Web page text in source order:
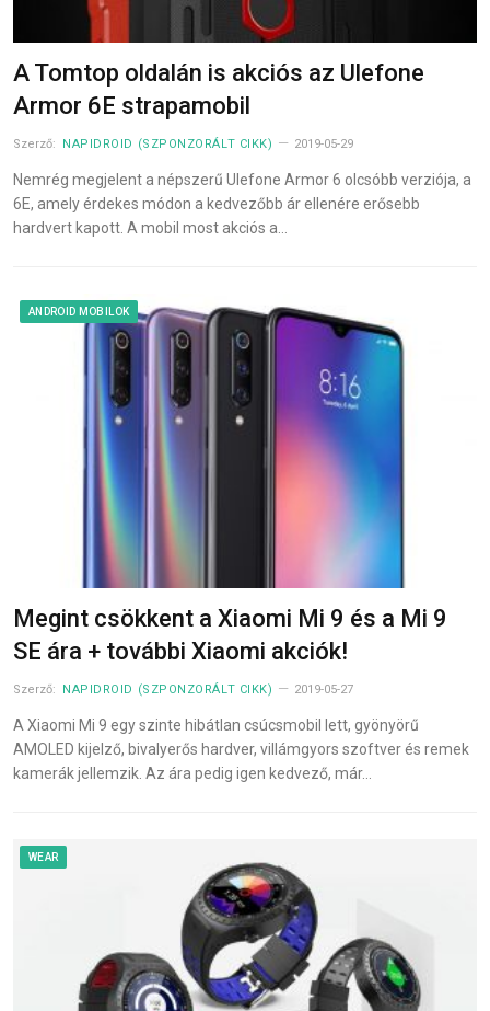
A Tomtop oldalán is akciós az Ulefone
Armor 6E strapamobil
Szerző: NAPIDROID (SZPONZORÁLT CIKK) 2019-05-29
Nemrég megjelent a népszerű Ulefone Armor 6 olcsóbb verziója, a
6E, amely érdekes módon a kedvezőbb ár ellenére erősebb
hardvert kapott. A mobil most akciós a…
ANDROID MOBILOK
Megint csökkent a Xiaomi Mi 9 és a Mi 9
SE ára + további Xiaomi akciók!
Szerző: NAPIDROID (SZPONZORÁLT CIKK) 2019-05-27
A Xiaomi Mi 9 egy szinte hibátlan csúcsmobil lett, gyönyörű
AMOLED kijelző, bivalyerős hardver, villámgyors szoftver és remek
kamerák jellemzik. Az ára pedig igen kedvező, már…
WEAR